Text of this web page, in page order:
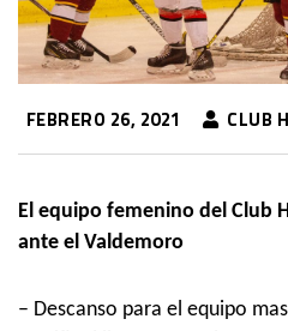
FEBRERO 26, 2021 CLUB
El equipo femenino del Club
ante el Valdemoro
– Descanso para el equipo